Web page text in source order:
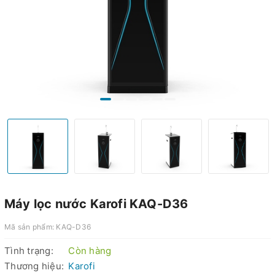
Máy lọc nước Karofi KAQ-D36
Mã sản phẩm: KAQ-D36
Tình trạng:
Còn hàng
Thương hiệu: Karofi